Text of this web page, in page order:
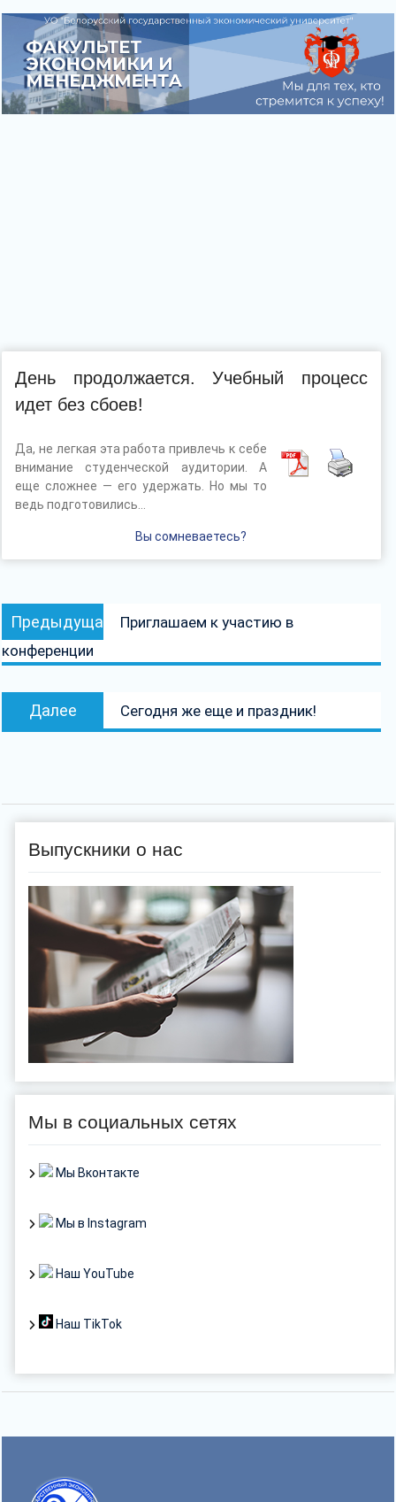
День продолжается. Учебный процесс
идет без сбоев!
Да, не легкая эта работа привлечь к себе
внимание студенческой аудитории. А
еще сложнее — его удержать. Но мы то
ведь подготовились…
Вы сомневаетесь?
Навигация
по
записям
Предыдущая
запись:
Приглашаем к участию в
конференции
Далее
запись:
Сегодня же еще и праздник!
Выпускники о нас
Мы в социальных сетях
Мы Вконтакте
Мы в Instagram
Наш YouTube
Наш TikTok